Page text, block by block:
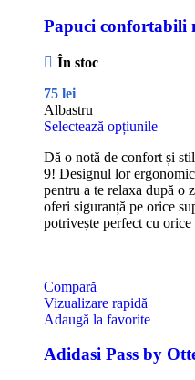
Papuci confortabili
În stoc
75 lei
Albastru
Selectează opțiunile
Dă o notă de confort și
9! Designul lor
pentru a te relaxa după o
oferi siguranță pe orice
potrivește perfect cu orice
Compară
Vizualizare rapidă
Adaugă la favorite
Adidasi Pass by